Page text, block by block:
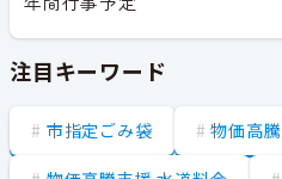
注目キーワード
市指定ごみ袋 物価高